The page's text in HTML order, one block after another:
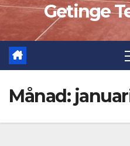
Getinge
Månad: